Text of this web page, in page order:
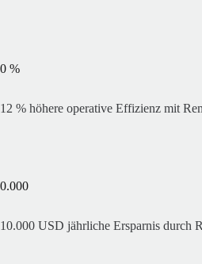
0 %
12 % höhere operative Effizienz mit
0.000
10.000 USD jährliche Ersparnis durch